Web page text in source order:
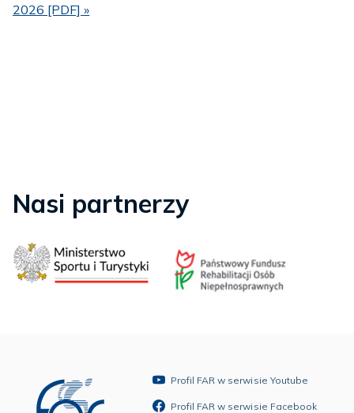
2026 [PDF] »
Nasi partnerzy
Profil FAR w serwisie Youtube
Profil FAR w serwisie Facebook